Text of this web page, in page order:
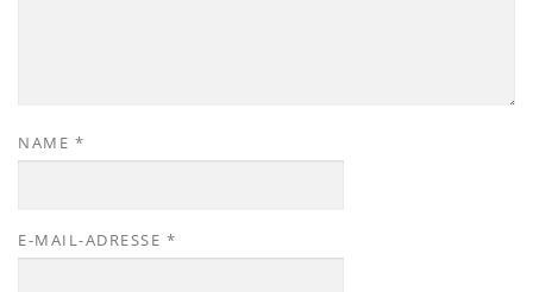
NAME *
E-MAIL-ADRESSE *